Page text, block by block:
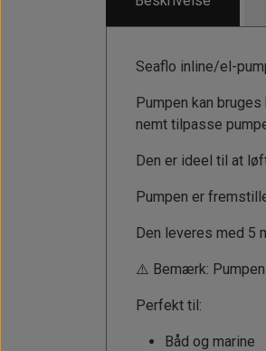
Landstrømskabler
Paneler & Kontakter
Sikringer
Brændstoftank
Gori propeller
instrumenter
El-artikler
Tøj
Tovværk & fortøjning
Solceller
Strøm
Outlet
Gavekort
Udlejning af
Hvem er vi
Seaflo inline/el-
Pumpen kan
nemt tilpasse
Den er ideel til at
Pumpen er
Den leveres med 5
⚠️ Bemærk:
Perfekt til:
Båd og marine